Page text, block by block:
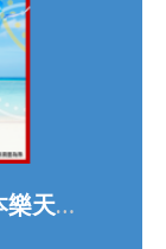
【日本樂天】2026年8月日本樂天轉運優惠